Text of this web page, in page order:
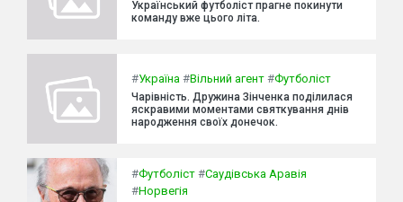
Український футболіст прагне покинути
команду вже цього літа.
#Україна #Вільний агент #Футболіст
Чарівність. Дружина Зінченка поділилася
яскравими моментами святкування днів
народження своїх донечок.
#Футболіст #Саудівська Аравія
#Норвегія